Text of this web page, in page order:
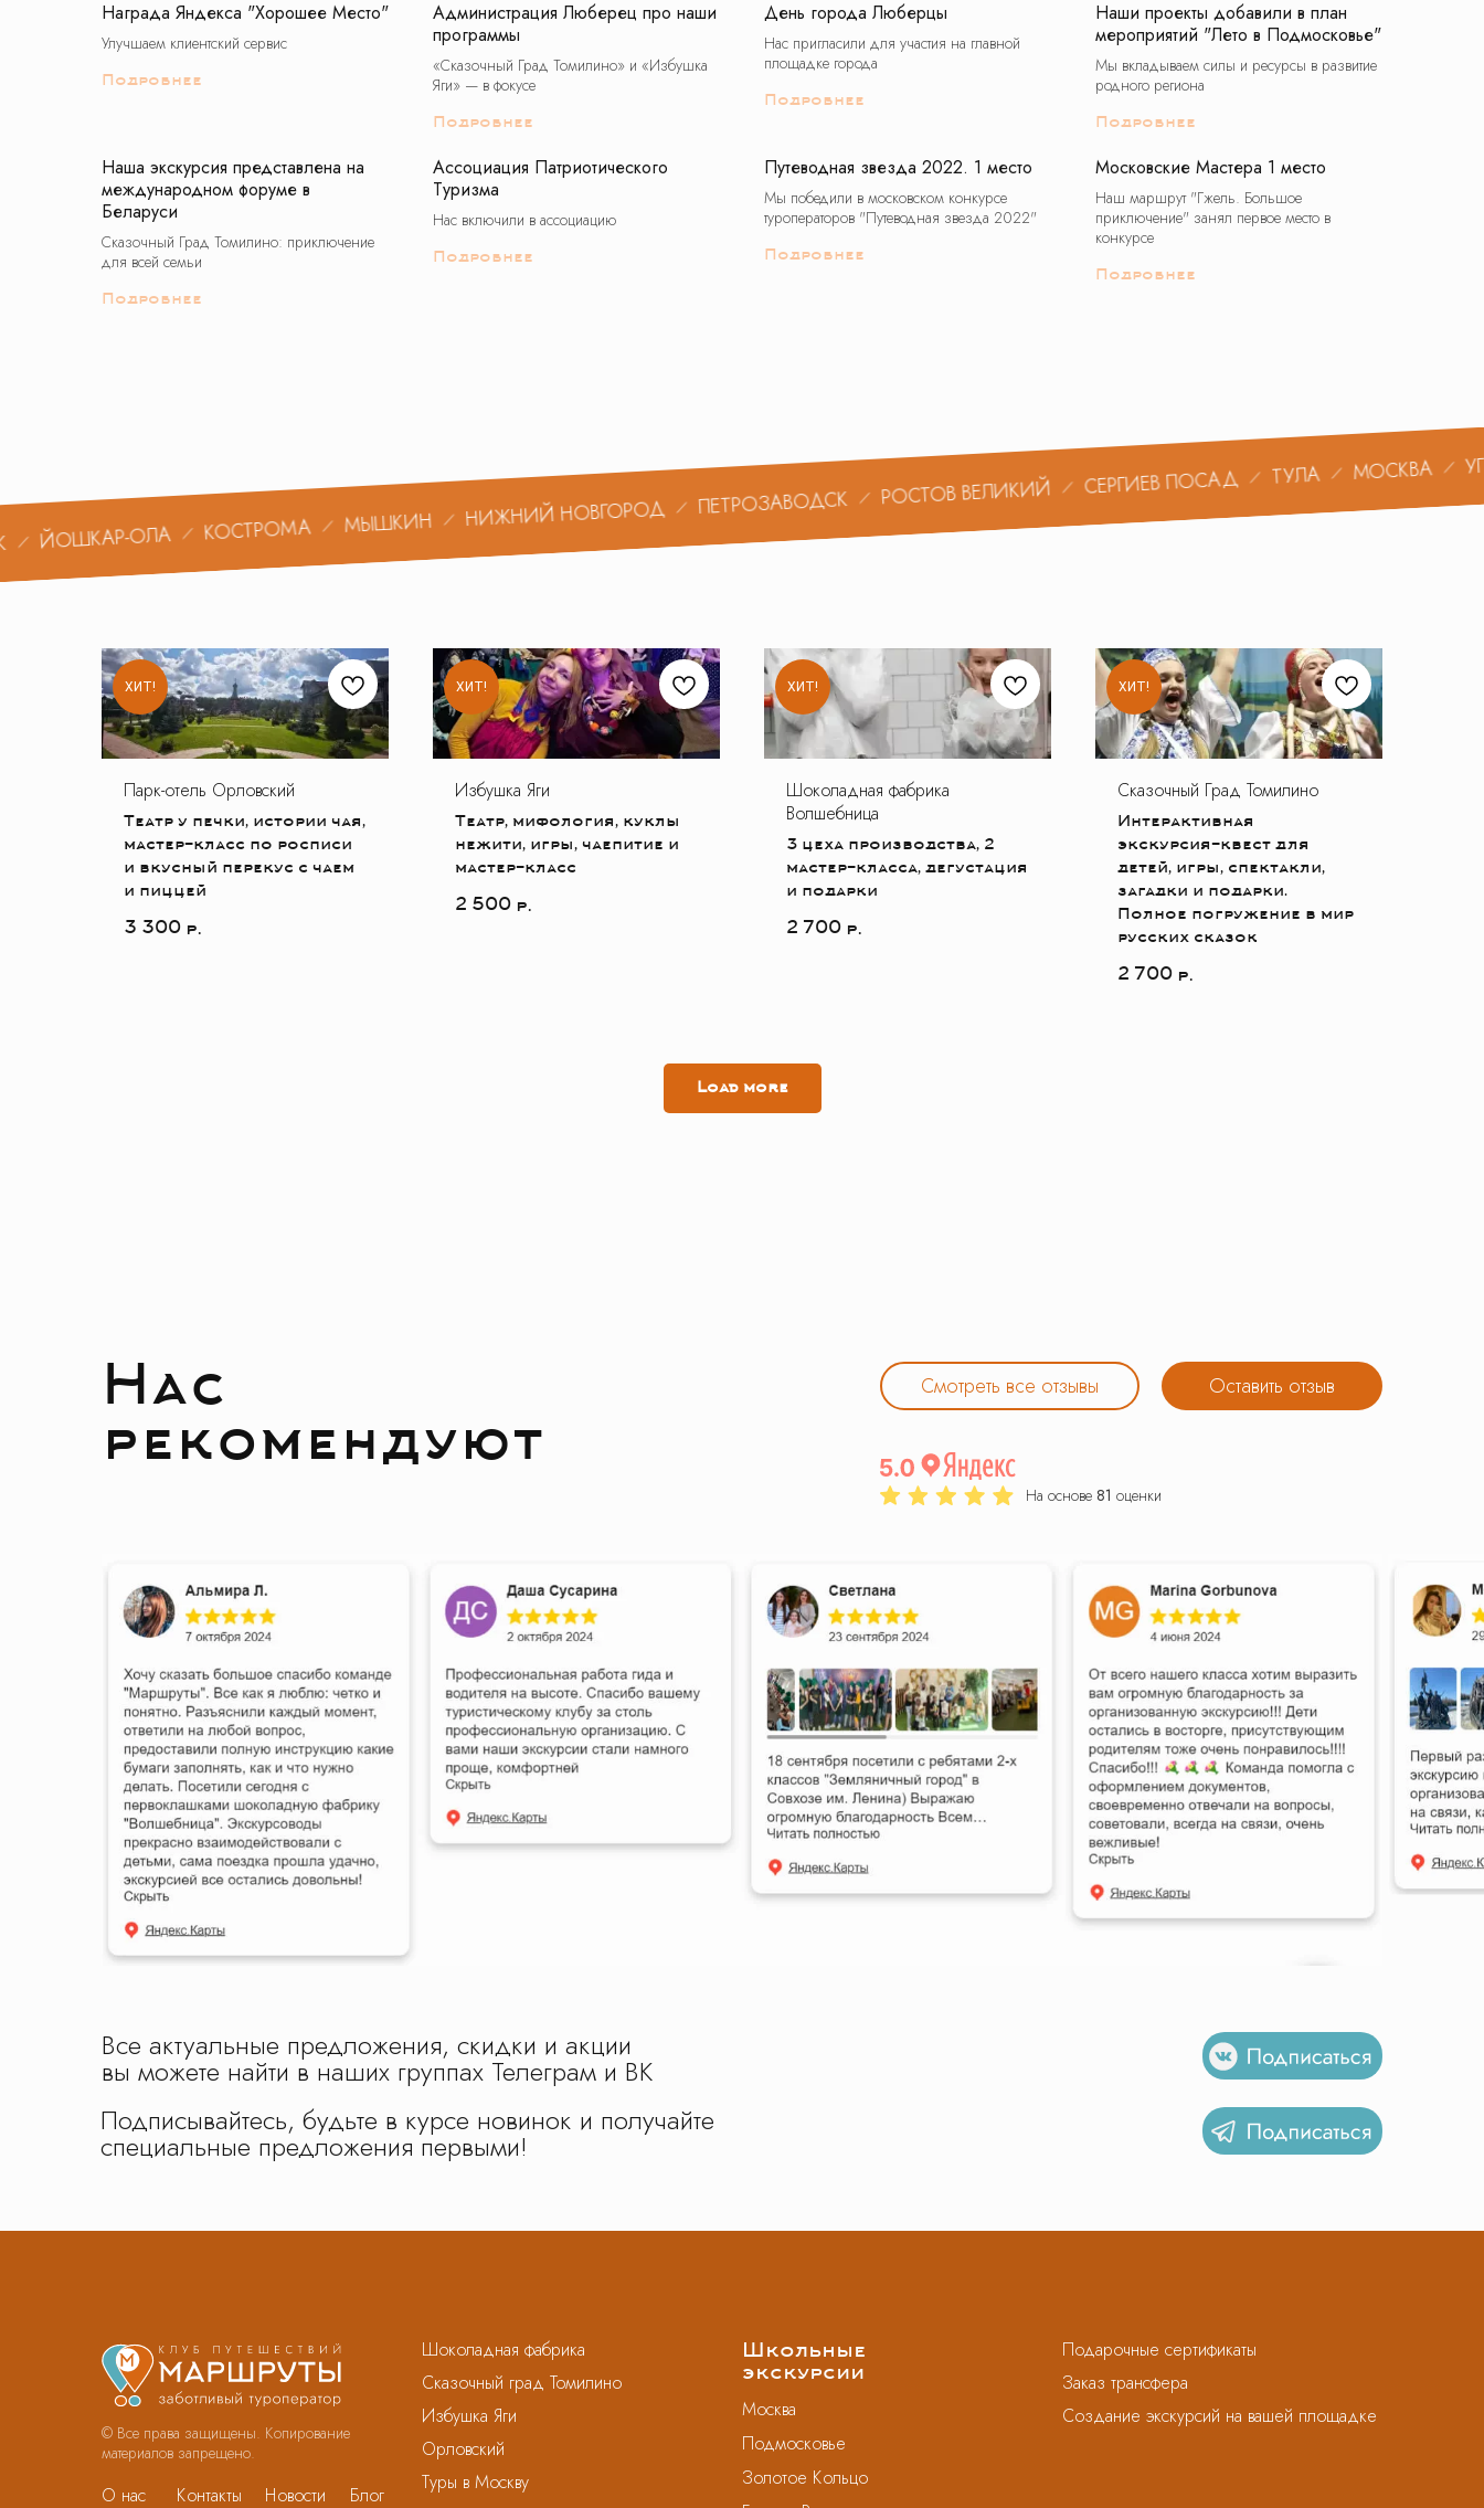
Награда Яндекса "Хорошее Место"
Улучшаем клиентский сервис
Подробнее
Администрация Люберец про наши
программы
«Сказочный Град Томилино» и «Избушка
Яги» — в фокусе
Подробнее
День города Люберцы
Нас пригласили для участия на главной
площадке города
Подробнее
Наши проекты добавили в план
мероприятий "Лето в Подмосковье"
Мы вкладываем силы и ресурсы в развитие
родного региона
Подробнее
Наша экскурсия представлена на
международном форуме в
Беларуси
Сказочный Град Томилино: приключение
для всей семьи
Подробнее
Ассоциация Патриотического
Туризма
Нас включили в ассоциацию
Подробнее
Путеводная звезда 2022. 1 место
Мы победили в московском конкурсе
туроператоров "Путеводная звезда 2022"
Подробнее
Московские Мастера 1 место
Наш маршрут "Гжель. Большое
приключение" занял первое место в
конкурсе
Подробнее
ОЛА КОСТРОМА МЫШКИН НИЖНИЙ НОВГОРОД ПЕТРОЗАВОДСК РОСТОВ ВЕЛИКИЙ СЕРГИЕВ ПОСАД ТУЛА МОСКВА УГЛИЧ
ХИТ!
Парк-отель Орловский
Театр у печки, истории чая,
мастер-класс по росписи
и вкусный перекус с чаем
и пиццей
3 300 р.
ХИТ!
Избушка Яги
Театр, мифология, куклы
нежити, игры, чаепитие и
мастер-класc
2 500 р.
ХИТ!
Шоколадная фабрика
Волшебница
3 цеха производства, 2
мастер-класса, дегустация
и подарки
2 700 р.
ХИТ!
Сказочный Град Томилино
Интерактивная
экскурсия-квест для
детей, игры, спектакли,
загадки и подарки.
Полное погружение в мир
русских сказок
2 700 р.
Load more
Нас
рекомендуют
Оставить отзыв
Смотреть все отзывы
На основе 81 оценки
Все актуальные предложения, скидки и акции
вы можете найти в наших группах Телеграм и ВК
Подписывайтесь, будьте в курсе новинок и получайте
специальные предложения первыми!
Школьные
экскурсии
Сказочный град Томилино
© Все права защищены. Копирование
материалов запрещено.
О нас Контакты Новости Блог
Москва
Подмосковье
Золотое Кольцо
Избушка Яги
Орловский
Туры в Москву
Шоколадная фабрика
Подарочные сертификаты
Заказ трансфера
Создание экскурсий на вашей площадке